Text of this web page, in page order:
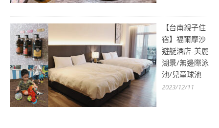
【台南親子住
宿】福爾摩沙
遊艇酒店-美麗
湖景/無邊際泳
池/兒童球池
2023/12/11